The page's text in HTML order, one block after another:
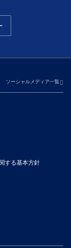
ソーシャルメディア一覧
する基本方針